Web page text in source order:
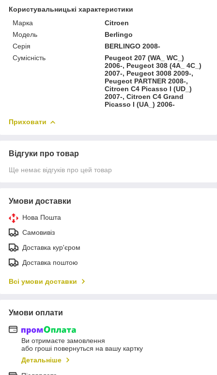
Користувальницькі характеристики
Марка
Citroen
Модель
Berlingo
Серія
BERLINGO 2008-
Сумісність
Peugeot 207 (WA_ WC_)
2006-, Peugeot 308 (4A_ 4C_)
2007-, Peugeot 3008 2009-,
Peugeot PARTNER 2008-,
Citroen C4 Picasso I (UD_)
2007-, Citroen C4 Grand
Picasso I (UA_) 2006-
Приховати
Відгуки про товар
Ще немає відгуків про цей товар
Умови доставки
Нова Пошта
Самовивіз
Доставка кур'єром
Доставка поштою
Всі умови доставки
Умови оплати
Ви отримаєте замовлення
або гроші повернуться на вашу картку
Детальніше